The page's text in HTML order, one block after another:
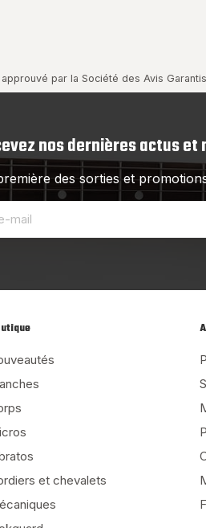
par la Société des Avis
nos dernières actus et
des sorties et
et chevalets